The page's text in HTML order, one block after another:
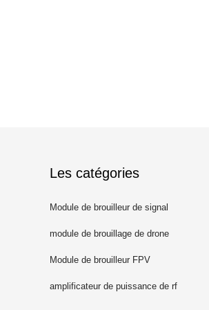
Les catégories
Module de brouilleur de signal
module de brouillage de drone
Module de brouilleur FPV
amplificateur de puissance de rf